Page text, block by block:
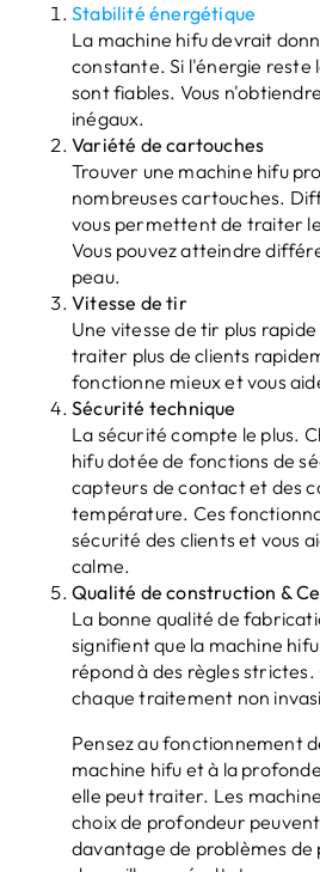
Stabilité énergétique
La machine hifu devrait
constante. Si l'énergie reste
sont fiables. Vous
inégaux.
Variété de cartouches
Trouver une machine hifu
nombreuses cartouches.
vous permettent de traiter
Vous pouvez atteindre
peau.
Vitesse de tir
Une vitesse de tir plus
traiter plus de clients
fonctionne mieux et vous
Sécurité technique
La sécurité compte le plus.
hifu dotée de fonctions de
capteurs de contact et des
température. Ces
sécurité des clients et vous
calme.
Qualité de construction &
La bonne qualité de
signifient que la machine
répond à des règles
chaque traitement non
Pensez au fonctionnement
machine hifu et à la
elle peut traiter. Les
choix de profondeur
davantage de problèmes de